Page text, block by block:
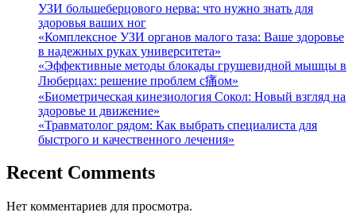
УЗИ большеберцового нерва: что нужно знать для
здоровья ваших ног
«Комплексное УЗИ органов малого таза: Ваше здоровье
в надежных руках университета»
«Эффективные методы блокады грушевидной мышцы в
Люберцах: решение проблем с痛ом»
«Биометрическая кинезиология Сокол: Новый взгляд на
здоровье и движение»
«Травматолог рядом: Как выбрать специалиста для
быстрого и качественного лечения»
Recent Comments
Нет комментариев для просмотра.